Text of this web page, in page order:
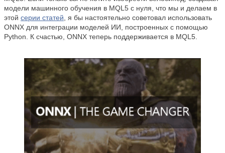
модели машинного обучения в MQL5 с нуля, что мы и делаем в
этой серии статей , я бы настоятельно советовал использовать
ONNX для интеграции моделей ИИ, построенных с помощью
Python. К счастью, ONNX теперь поддерживается в MQL5.